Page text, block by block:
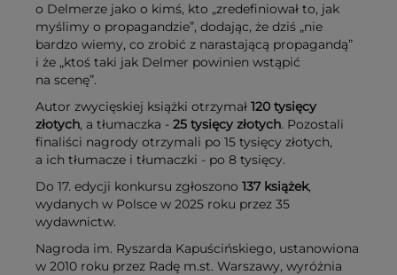
o Delmerze jako o kimś, kto „zredefiniował to, jak
myślimy o propagandzie”, dodając, że dziś „nie
bardzo wiemy, co zrobić z narastającą propagandą”
i że „ktoś taki jak Delmer powinien wstąpić
na scenę”.
Autor zwycięskiej książki otrzymał 120 tysięcy
złotych, a tłumaczka - 25 tysięcy złotych. Pozostali
finaliści nagrody otrzymali po 15 tysięcy złotych,
a ich tłumacze i tłumaczki - po 8 tysięcy.
Do 17. edycji konkursu zgłoszono 137 książek,
wydanych w Polsce w 2025 roku przez 35
wydawnictw.
Nagroda im. Ryszarda Kapuścińskiego, ustanowiona
w 2010 roku przez Radę m.st. Warszawy, wyróżnia